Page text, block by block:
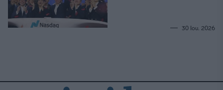
30 Ιου. 2026